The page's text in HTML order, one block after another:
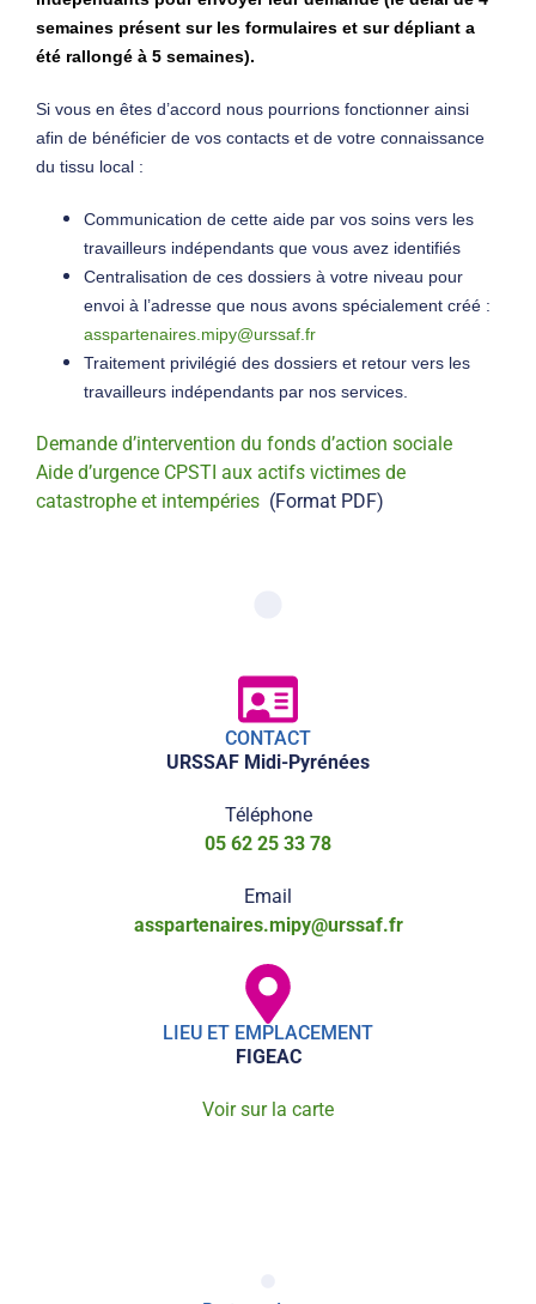
semaines présent sur les formulaires et sur dépliant a
été rallongé à 5 semaines).
Si vous en êtes d’accord nous pourrions fonctionner ainsi
afin de bénéficier de vos contacts et de votre connaissance
du tissu local :
Communication de cette aide par vos soins vers les
travailleurs indépendants que vous avez identifiés
Centralisation de ces dossiers à votre niveau pour
envoi à l’adresse que nous avons spécialement créé :
asspartenaires.mipy@urssaf.fr
Traitement privilégié des dossiers et retour vers les
travailleurs indépendants par nos services.
Demande d’intervention du fonds d’action sociale
Aide d’urgence CPSTI aux actifs victimes de
catastrophe et intempéries (Format PDF)
CONTACT
URSSAF Midi-Pyrénées
Téléphone
05 62 25 33 78
Email
asspartenaires.mipy@urssaf.fr
LIEU ET EMPLACEMENT
FIGEAC
Voir sur la carte